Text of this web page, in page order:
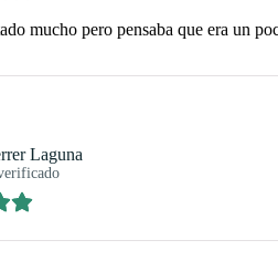
mucho pero pensaba que era un
Laguna